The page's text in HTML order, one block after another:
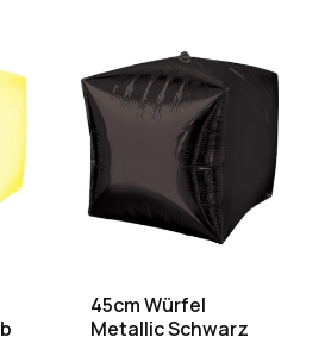
45cm Würfel
Metallic Schwarz